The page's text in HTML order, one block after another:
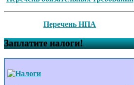
Перечень НПА
Заплатите налоги!